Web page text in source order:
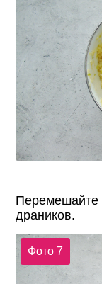
Перемешайте
драников.
Фото 7